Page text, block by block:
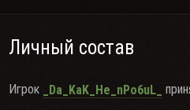
Личный состав
Игрок _Da_KaK_He_nPo6uL_